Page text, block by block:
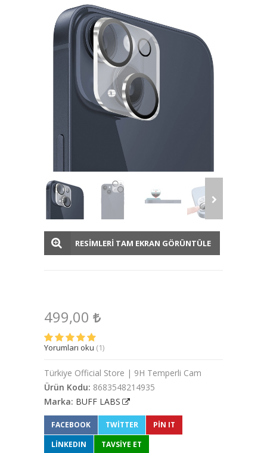
RESİMLERİ TAM EKRAN GÖRÜNTÜLE
499,00
Yorumları oku (1)
Türkiye Official Store | 9H Temperli Cam
Ürün Kodu: 8683548214935
Marka: BUFF LABS
FACEBOOK TWITTER
PIN IT
LINKEDIN
TAVSİYE ET